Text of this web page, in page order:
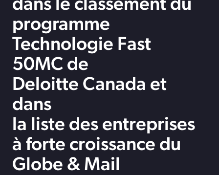
programme
Technologie Fast
50MC de
Deloitte Canada et
dans
la liste des entreprises
à forte croissance du
Globe & Mail